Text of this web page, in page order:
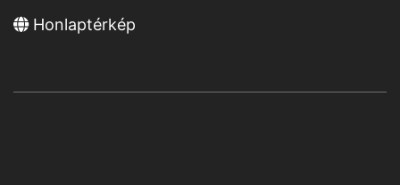
Honlaptérkép